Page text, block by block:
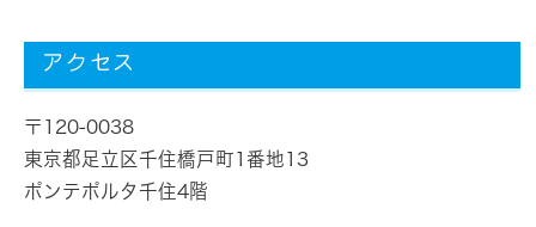
アクセス
〒120-0038
東京都足立区千住橋戸町1番地13
ポンテポルタ千住4階